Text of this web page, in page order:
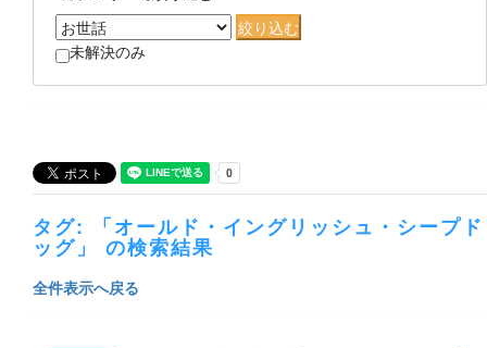
未解決のみ
タグ: 「オールド・イングリッシュ・シープド
ッグ」 の検索結果
全件表示へ戻る